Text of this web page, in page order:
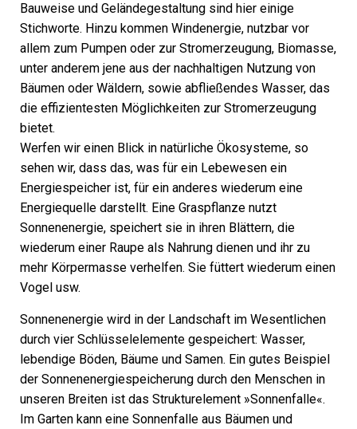
Bauweise und Geländegestaltung sind hier einige
Stichworte. Hinzu kommen Windenergie, nutzbar vor
allem zum Pumpen oder zur Stromerzeugung, Biomasse,
unter anderem jene aus der nachhaltigen Nutzung von
Bäumen oder Wäldern, sowie abfließendes Wasser, das
die effizientesten Möglichkeiten zur Stromerzeugung
bietet.
Werfen wir einen Blick in natürliche Ökosysteme, so
sehen wir, dass das, was für ein Lebewesen ein
Energiespeicher ist, für ein anderes wiederum eine
Energiequelle darstellt. Eine Graspflanze nutzt
Sonnenenergie, speichert sie in ihren Blättern, die
wiederum einer Raupe als Nahrung dienen und ihr zu
mehr Körpermasse verhelfen. Sie füttert wiederum einen
Vogel usw.
Sonnenenergie wird in der Landschaft im Wesentlichen
durch vier Schlüsselelemente gespeichert: Wasser,
lebendige Böden, Bäume und Samen. Ein gutes Beispiel
der Sonnenenergiespeicherung durch den Menschen in
unseren Breiten ist das Strukturelement »Sonnenfalle«.
Im Garten kann eine Sonnenfalle aus Bäumen und